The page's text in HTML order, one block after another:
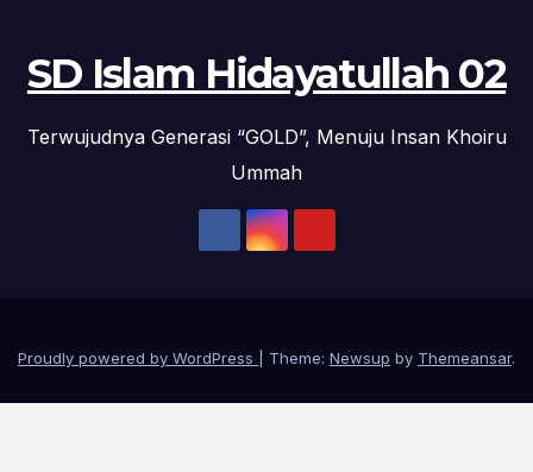
SD Islam Hidayatullah 02
Terwujudnya Generasi “GOLD”, Menuju Insan Khoiru
Ummah
Proudly powered by WordPress Theme: Newsup by Themeansar.